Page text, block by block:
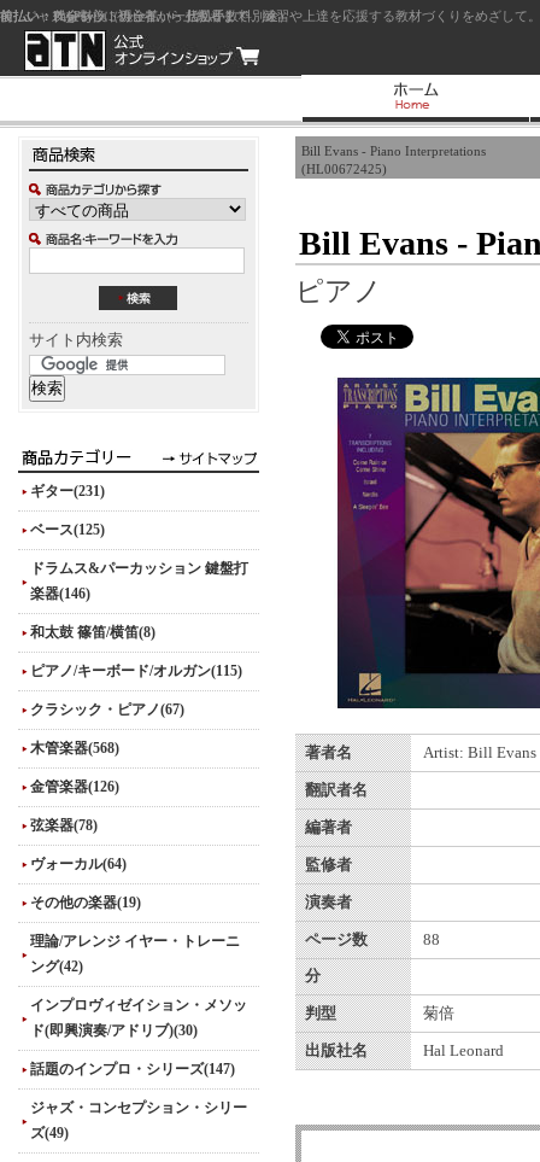
ジャズを中心に初心者から上級者まで、練習や上達を応援する教材づくりをめざし
サイト内検索
ギター(231)
ベース(125)
ドラムス&パーカッション 鍵盤打
楽器(146)
和太鼓 篠笛/横笛(8)
ピアノ/キーボード/オルガン(115)
クラシック・ピアノ(67)
木管楽器(568)
金管楽器(126)
弦楽器(78)
ヴォーカル(64)
その他の楽器(19)
理論/アレンジ イヤー・トレーニ
ング(42)
インプロヴィゼイション・メソッ
ド(即興演奏/アドリブ)(30)
話題のインプロ・シリーズ(147)
ジャズ・コンセプション・シリー
ズ(49)
Bill Evans - Piano Interpretations
(HL00672425)
Bill Evans -
ピアノ
著者名 Artist: Bill Evans
翻訳者名
編著者
監修者
演奏者
ページ数 88
分
判型 菊倍
出版社名 Hal Leonard
前払い：クレジットカード（一括払い）
後払い：代金引換（現金払い・代引手数料別途）
前払い：PayPay